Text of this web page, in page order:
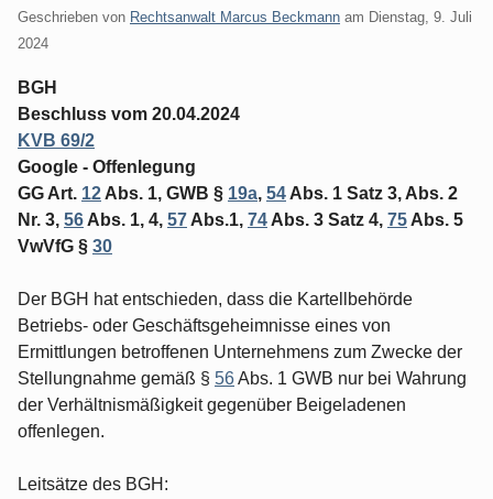
Geschrieben von Rechtsanwalt Marcus Beckmann am Dienstag, 9. Juli
2024
BGH
Beschluss vom 20.04.2024
KVB 69/2
Google - Offenlegung
GG Art. 12 Abs. 1, GWB § 19a, 54 Abs. 1 Satz 3, Abs. 2
Nr. 3, 56 Abs. 1, 4, 57 Abs.1, 74 Abs. 3 Satz 4, 75 Abs. 5
VwVfG § 30
Der BGH hat entschieden, dass die Kartellbehörde
Betriebs- oder Geschäftsgeheimnisse eines von
Ermittlungen betroffenen Unternehmens zum Zwecke der
Stellungnahme gemäß § 56Abs. 1 GWB nur bei Wahrung
der Verhältnismäßigkeit gegenüber Beigeladenen
offenlegen.
Leitsätze des BGH: